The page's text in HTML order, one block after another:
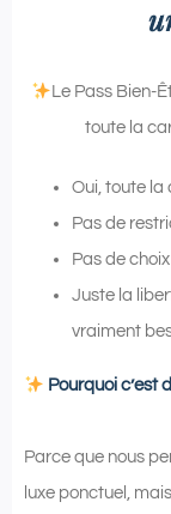
Le Pass Bien-
toute la
Oui, toute la
Pas de
Pas de
Juste la
vraiment
Pourquoi c’est
Parce que nous
luxe ponctuel,